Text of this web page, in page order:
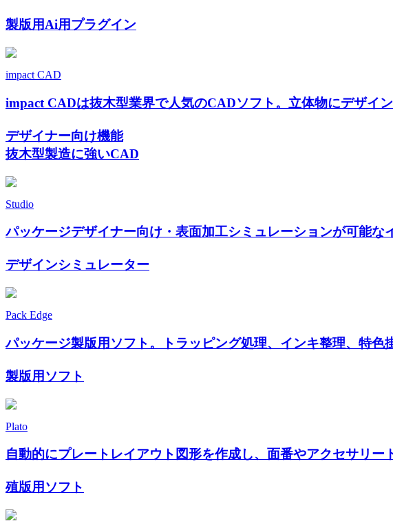
製版用Ai用プラグイン
impact CAD
impact CADは抜木型業界で人気のCADソフト。立体物にデザイ
デザイナー向け機能
抜木型製造に強いCAD
Studio
パッケージデザイナー向け・表面加工シミュレーションが可能な
デザインシミュレーター
Pack Edge
パッケージ製版用ソフト。トラッピング処理、インキ整理、特
製版用ソフト
Plato
自動的にプレートレイアウト図形を作成し、面番やアクセサリー
殖版用ソフト